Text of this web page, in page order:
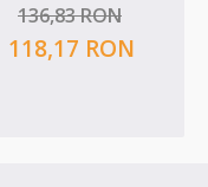
136,83 RON
118,17 RON